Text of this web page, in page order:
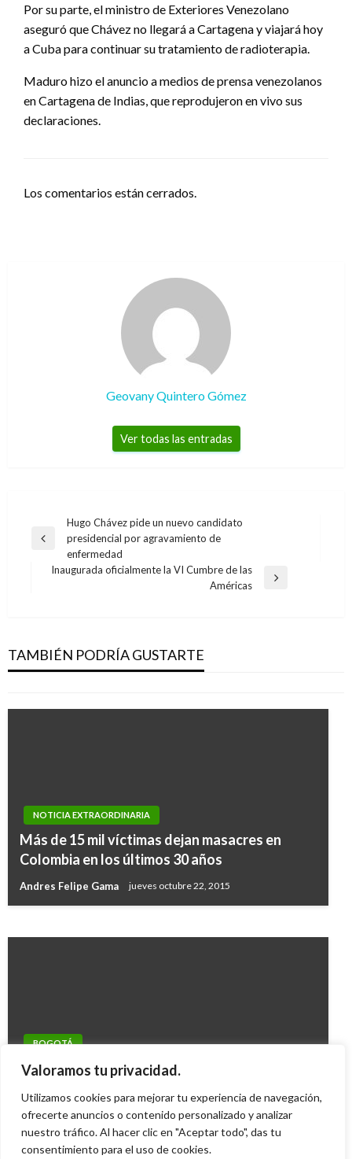
Valoramos tu privacidad.
Utilizamos cookies para mejorar tu experiencia de navegación,
ofrecerte anuncios o contenido personalizado y analizar
nuestro tráfico. Al hacer clic en "Aceptar todo", das tu
consentimiento para el uso de cookies.
Por su parte, el ministro de Exteriores Venezolano
aseguró que Chávez no llegará a Cartagena y viajará hoy
a Cuba para continuar su tratamiento de radioterapia.
Maduro hizo el anuncio a medios de prensa venezolanos
en Cartagena de Indias, que reprodujeron en vivo sus
declaraciones.
Los comentarios están cerrados.
Geovany Quintero Gómez
Ver todas las entradas
Navegación
de
entradas
Entrada
Hugo Chávez pide un nuevo candidato
presidencial por agravamiento de
enfermedad
Inaugurada oficialmente la VI Cumbre de las
Américas
TAMBIÉN PODRÍA GUSTARTE
que vive Venezuela
Andres Felipe Gama miércoles agosto 29, 2018
NOTICIA EXTRAORDINARIA
Más de 15 mil víctimas dejan masacres en
Colombia en los últimos 30 años
Andres Felipe Gama jueves octubre 22, 2015
Cámara condecora a la leyenda del rock
BOGOTÁ
Leszli Kalli destapó un escándalo de acoso
Iván Briceño martes julio 9, 2013